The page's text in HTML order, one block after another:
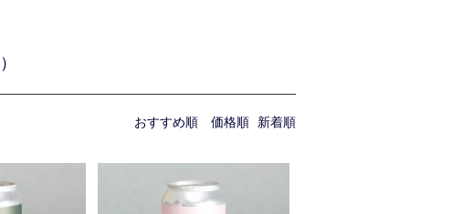
おすすめ順 価格順 新着順